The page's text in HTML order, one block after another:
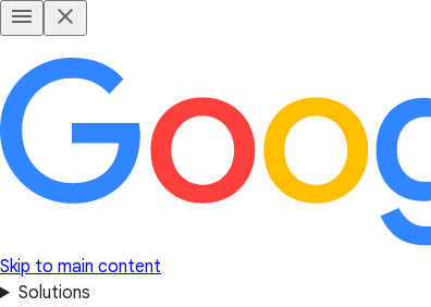
Skip to main content
Solutions